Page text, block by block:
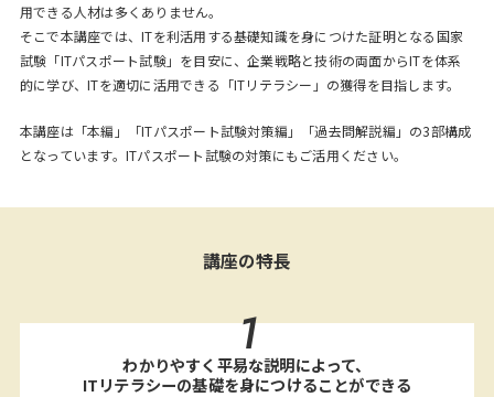
用できる人材は多くありません。
そこで本講座では、ITを利活用する基礎知識を身につけた証明となる国家
試験「ITパスポート試験」を目安に、企業戦略と技術の両面からITを体系
的に学び、ITを適切に活用できる「ITリテラシー」の獲得を目指します。
本講座は「本編」「ITパスポート試験対策編」「過去問解説編」の3部構成
となっています。ITパスポート試験の対策にもご活用ください。
講座の特長
1
わかりやすく平易な説明によって、
ITリテラシーの基礎を身につけることができる